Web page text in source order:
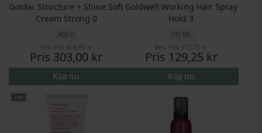
Goldw. Structure + Shine Soft
Cream Strong 0
400 G
Rek. Pris 608,95 kr
Pris 303,00 kr
Köp nu
Goldwell Working Hair Spray
Hold 3
500 ML
Rek. Pris 311,75 kr
Pris 129,25 kr
Köp nu
10%